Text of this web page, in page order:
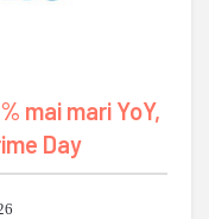
mai mari YoY,
Day